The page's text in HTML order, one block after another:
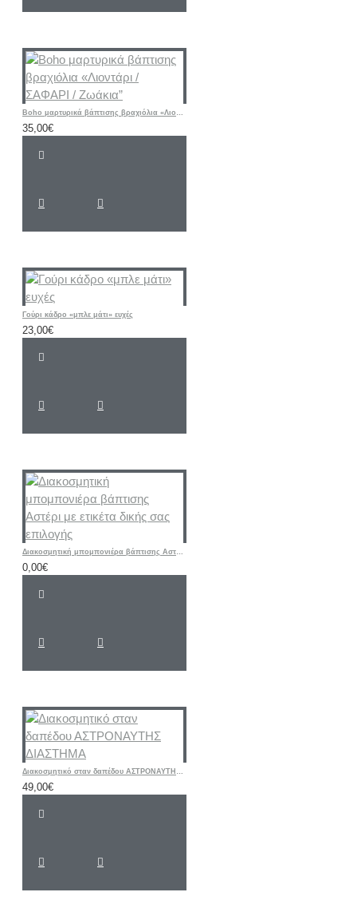
Boho μαρτυρικά βάπτισης βραχιόλια «Λιοντάρι / ΣΑΦΑΡΙ / Ζωάκια”
35,00€
Γούρι κάδρο «μπλε μάτι» ευχές
23,00€
Διακοσμητική μπομπονιέρα βάπτισης Αστέρι με ετικέτα δικής σας επιλογής
0,00€
Διακοσμητικό σταν δαπέδου ΑΣΤΡΟΝΑΥΤΗΣ ΔΙΑΣΤΗΜΑ
49,00€